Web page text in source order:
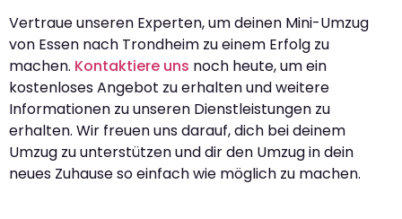
Vertraue unseren Experten, um deinen Mini-Umzug
von Essen nach Trondheim zu einem Erfolg zu
machen. Kontaktiere uns noch heute, um ein
kostenloses Angebot zu erhalten und weitere
Informationen zu unseren Dienstleistungen zu
erhalten. Wir freuen uns darauf, dich bei deinem
Umzug zu unterstützen und dir den Umzug in dein
neues Zuhause so einfach wie möglich zu machen.